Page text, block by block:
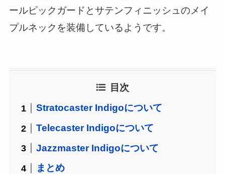
ールピックガードとサテンフィニッシュのメイ
プルネックを装備しているようです。
目次
Stratocaster Indigoについて
Telecaster Indigoについて
Jazzmaster Indigoについて
まとめ